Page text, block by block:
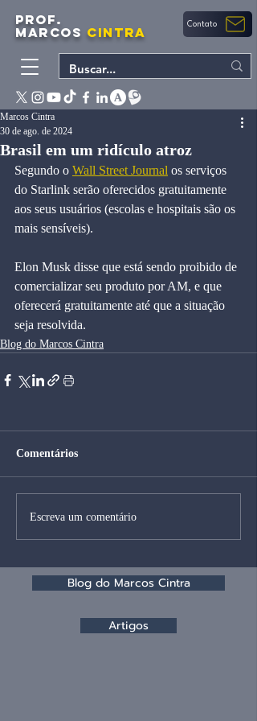
PROF.
MARCOS CINTRA Contato
Brasil em um ridículo atroz
Marcos Cintra
30 de ago. de 2024
Segundo o Wall Street Journal os serviços
do Starlink serão oferecidos gratuitamente
aos seus usuários (escolas e hospitais são os
mais sensíveis).
Elon Musk disse que está sendo proibido de
comercializar seu produto por AM, e que
oferecerá gratuitamente até que a situação
seja resolvida.
Blog do Marcos Cintra
Comentários
Escreva um comentário
Blog do Marcos Cintra
Artigos